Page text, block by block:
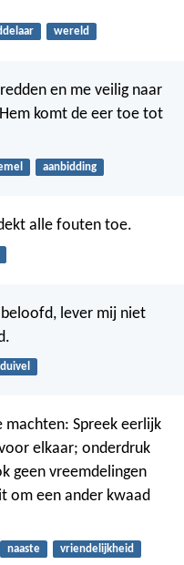
wereld
en me veilig naar
komt de eer toe tot
aanbidding
alle fouten toe.
beloofd, lever mij niet
duivel
machten: Spreek eerlijk
elkaar; onderdruk
geen vreemdelingen
om een ander kwaad
naaste vriendelijkheid